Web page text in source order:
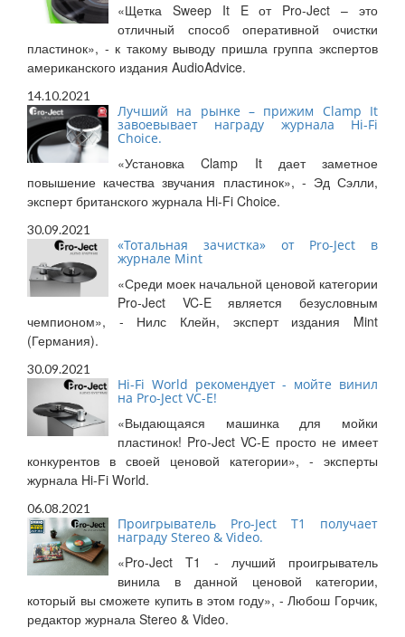
«Щетка Sweep It E от Pro-Ject – это
отличный способ оперативной очистки
пластинок», - к такому выводу пришла группа экспертов
американского издания AudioAdvice.
14.10.2021
Лучший на рынке – прижим Clamp It
завоевывает награду журнала Hi-Fi
Choice.
«Установка Clamp It дает заметное
повышение качества звучания пластинок», - Эд Сэлли,
эксперт британского журнала Hi-Fi Choice.
30.09.2021
«Тотальная зачистка» от Pro-Ject в
журнале Mint
«Среди моек начальной ценовой категории
Pro-Ject VC-E является безусловным
чемпионом», - Нилс Клейн, эксперт издания Mint
(Германия).
30.09.2021
Hi-Fi World рекомендует - мойте винил
на Pro-Ject VC-E!
«Выдающаяся машинка для мойки
пластинок! Pro-Ject VC-E просто не имеет
конкурентов в своей ценовой категории», - эксперты
журнала Hi-Fi World.
06.08.2021
Проигрыватель Pro-Ject T1 получает
награду Stereo & Video.
«Pro-Ject T1 - лучший проигрыватель
винила в данной ценовой категории,
который вы сможете купить в этом году», - Любош Горчик,
редактор журнала Stereo & Video.